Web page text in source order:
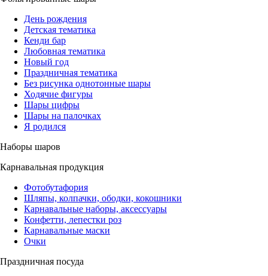
День рождения
Детская тематика
Кенди бар
Любовная тематика
Новый год
Праздничная тематика
Без рисунка однотонные шары
Ходячие фигуры
Шары цифры
Шары на палочках
Я родился
Наборы шаров
Карнавальная продукция
Фотобутафория
Шляпы, колпачки, ободки, кокошники
Карнавальные наборы, аксессуары
Конфетти, лепестки роз
Карнавальные маски
Очки
Праздничная посуда